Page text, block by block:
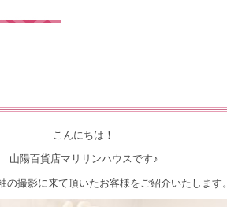
こんにちは！
山陽百貨店マリリンハウスです♪
の撮影に来て頂いたお客様をご紹介いたします。